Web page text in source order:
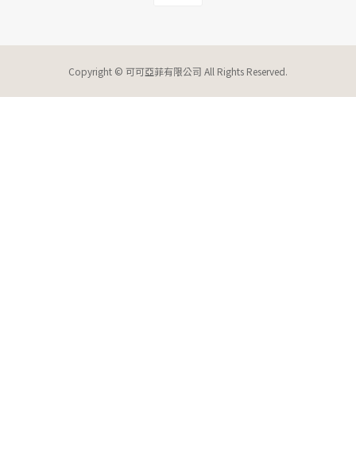
Copyright © 可可亞菲有限公司 All Rights Reserved.